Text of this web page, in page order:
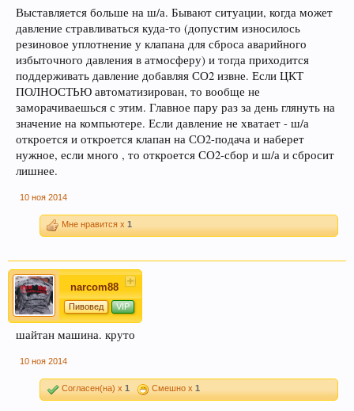
и по возможности прописать в существующих
темах ключевые слова внизу страницы.
Спасибо! С уважением, администрация
форума.
Уважаемый пользователь Гость, просьба быть
внимательнее, и следить за своими сообщениями - все
сообщения в спец. темах (все разделы форума кроме
"флэйм, флуд, оффтопик") не соответствующие по
смыслу той теме в которой были написаны - будут
ценную информацию, но при этом написаны "не там где
становиться сложнее, просим не усложнять труд
модератора. Если Вы в растерянности по поводу поиска
Надеемся на понимание, с ув, администрация форума.
УБЕДИТЕЛЬНАЯ ПРОСЬБА!!! Покинуть личные
переписки, которые не актуальные для вас и не
имеют информационной ценности! СПАСИБО
Выставляется больше на ш/а. Бывают ситуации, когда может
давление стравливаться куда-то (допустим износилось
резиновое уплотнение у клапана для сброса аварийного
избыточного давления в атмосферу) и тогда приходится
поддерживать давление добавляя СО2 извне. Если ЦКТ
ПОЛНОСТЬЮ автоматизирован, то вообще не
заморачиваешься с этим. Главное пару раз за день глянуть на
значение на компьютере. Если давление не хватает - ш/а
откроется и откроется клапан на СО2-подача и наберет
нужное, если много , то откроется СО2-сбор и ш/а и сбросит
лишнее.
10 ноя 2014
Мне нравится x 1
narcom88
Пивовед VIP
шайтан машина. круто
10 ноя 2014
Согласен(на) x 1 Смешно x 1